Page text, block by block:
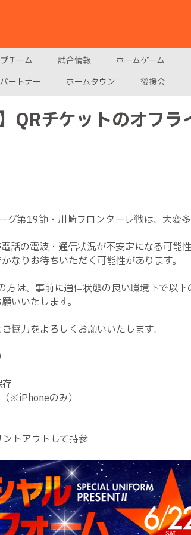
チーム 試合情報 ホームゲーム
パートナー ホームタウン 後援会
QRチケットのオフ
第19節・川崎フロンターレ戦は、大変多
話の電波・通信状況が不安定になる可能
なりお待ちいただく可能性があります。
は、事前に通信状態の良い環境下で以
いいたします。
協力をよろしくお願いいたします。
※iPhoneのみ）
トアウトして持参